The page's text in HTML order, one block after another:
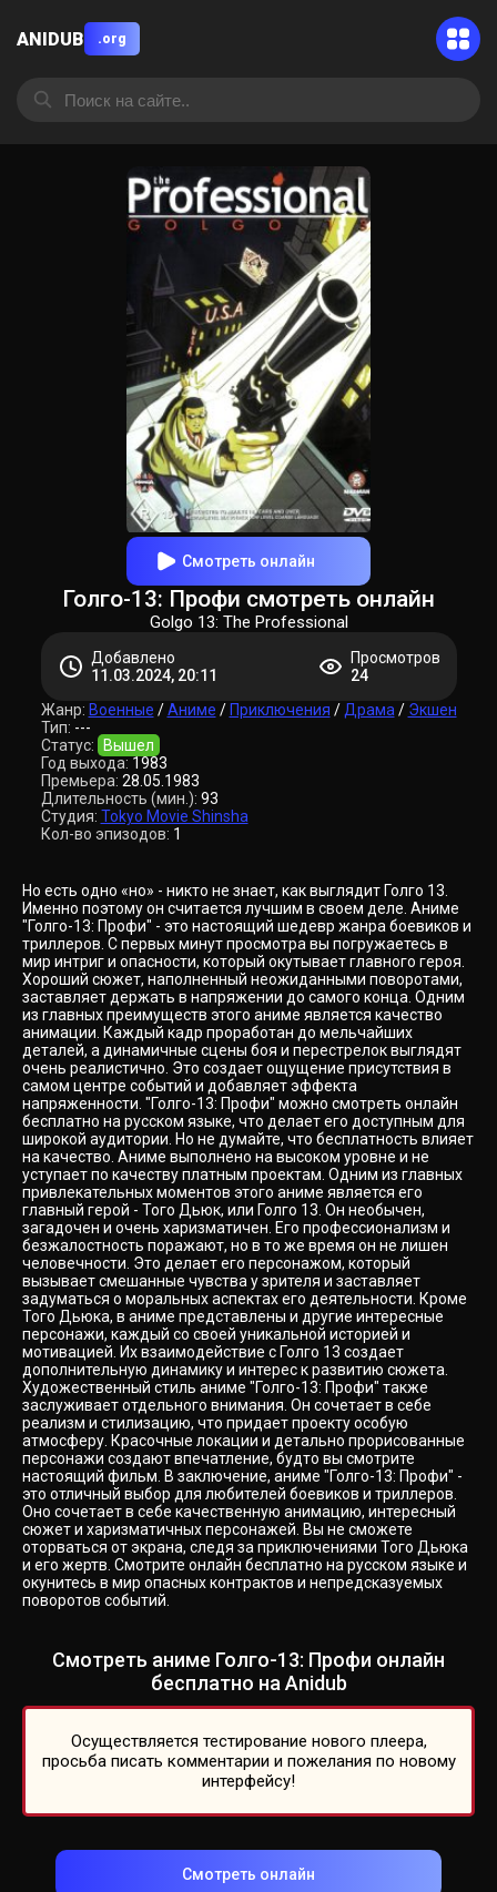
ANIDUB .org
Смотреть онлайн
Голго-13: Профи смотреть онлайн
Golgo 13: The Professional
Добавлено
11.03.2024, 20:11
Просмотров
24
Жанр: Военные /Аниме / Приключения / Драма / Экшен
Тип: ---
Статус:
Вышел
Год выхода: 1983
Премьера: 28.05.1983
Длительность (мин.): 93
Студия: Tokyo Movie Shinsha
Кол-во эпизодов: 1
Но есть одно «но» - никто не знает, как выглядит Голго 13.
Именно поэтому он считается лучшим в своем деле. Аниме
"Голго-13: Профи" - это настоящий шедевр жанра боевиков и
триллеров. С первых минут просмотра вы погружаетесь в
мир интриг и опасности, который окутывает главного героя.
Хороший сюжет, наполненный неожиданными поворотами,
заставляет держать в напряжении до самого конца. Одним
из главных преимуществ этого аниме является качество
анимации. Каждый кадр проработан до мельчайших
деталей, а динамичные сцены боя и перестрелок выглядят
очень реалистично. Это создает ощущение присутствия в
самом центре событий и добавляет эффекта
напряженности. "Голго-13: Профи" можно смотреть онлайн
бесплатно на русском языке, что делает его доступным для
широкой аудитории. Но не думайте, что бесплатность влияет
на качество. Аниме выполнено на высоком уровне и не
уступает по качеству платным проектам. Одним из главных
привлекательных моментов этого аниме является его
главный герой - Того Дьюк, или Голго 13. Он необычен,
загадочен и очень харизматичен. Его профессионализм и
безжалостность поражают, но в то же время он не лишен
человечности. Это делает его персонажом, который
вызывает смешанные чувства у зрителя и заставляет
задуматься о моральных аспектах его деятельности. Кроме
Того Дьюка, в аниме представлены и другие интересные
персонажи, каждый со своей уникальной историей и
мотивацией. Их взаимодействие с Голго 13 создает
дополнительную динамику и интерес к развитию сюжета.
Художественный стиль аниме "Голго-13: Профи" также
заслуживает отдельного внимания. Он сочетает в себе
реализм и стилизацию, что придает проекту особую
атмосферу. Красочные локации и детально прорисованные
персонажи создают впечатление, будто вы смотрите
настоящий фильм. В заключение, аниме "Голго-13: Профи" -
это отличный выбор для любителей боевиков и триллеров.
Оно сочетает в себе качественную анимацию, интересный
сюжет и харизматичных персонажей. Вы не сможете
оторваться от экрана, следя за приключениями Того Дьюка
и его жертв. Смотрите онлайн бесплатно на русском языке и
окунитесь в мир опасных контрактов и непредсказуемых
поворотов событий.
Смотреть аниме Голго-13: Профи онлайн
бесплатно на Anidub
Осуществляется тестирование нового плеера,
просьба писать комментарии и пожелания по новому
интерфейсу!
Смотреть онлайн